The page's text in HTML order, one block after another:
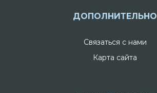
ДОПОЛНИТЕЛЬНО
Связаться с нами
Карта сайта